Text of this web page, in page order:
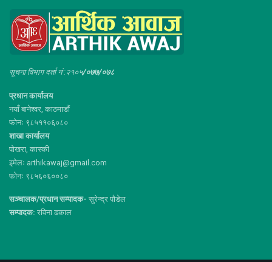
सूचना विभाग दर्ता नं :२१०५/०७७/०७८
प्रधान कार्यालय
नयाँ बानेश्वर, काठमाडौं
फोनः ९८५११०६०८०
शाखा कार्यालय
पोखरा, कास्की
इमेलः arthikawaj@gmail.com
फोनः ९८५६०६००८०
सञ्चालक/प्रधान सम्पादक- सुरेन्द्र पौडेल
सम्पादक: रविना ढकाल